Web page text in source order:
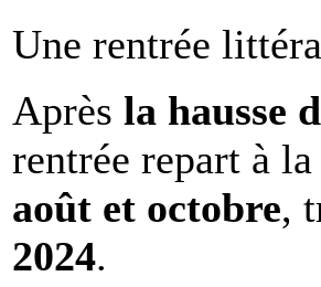
Une rentrée
Après la hausse
rentrée repart à
août et octobre,
2024.